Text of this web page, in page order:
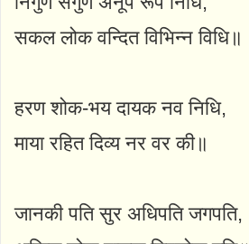
सकल लोक वन्दित विभिन्न विधि॥
हरण शोक-भय दायक नव निधि,
माया रहित दिव्य नर वर की॥
जानकी पति सुर अधिपति जगपति,